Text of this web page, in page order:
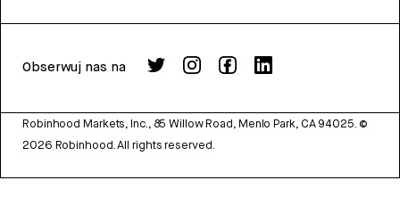
Obserwuj nas na
Robinhood Markets, Inc., 85 Willow Road, Menlo Park, CA 94025. ©
2026 Robinhood. All rights reserved.